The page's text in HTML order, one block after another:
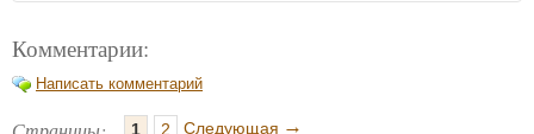
Комментарии:
Написать комментарий
1 2 Следующая →